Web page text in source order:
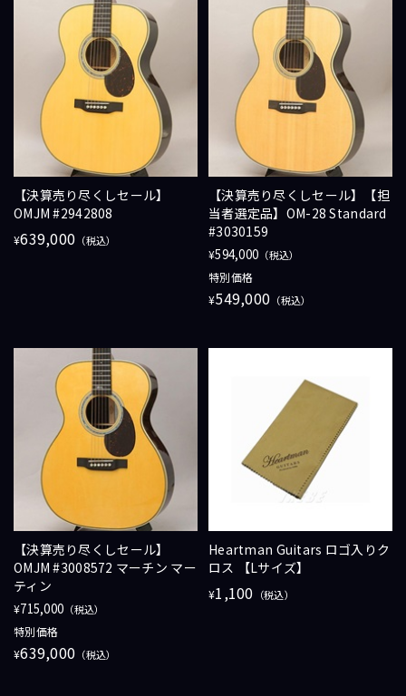
【決算売り尽くしセール】
OMJM #2942808
¥639,000 （税込）
【決算売り尽くしセール】【担
当者選定品】OM-28 Standard
#3030159
¥594,000 （税込）
特別価格
¥549,000 （税込）
【決算売り尽くしセール】
OMJM #3008572 マーチン マー
ティン
¥715,000 （税込）
特別価格
¥639,000 （税込）
Heartman Guitars ロゴ入りク
ロス 【Lサイズ】
¥1,100 （税込）